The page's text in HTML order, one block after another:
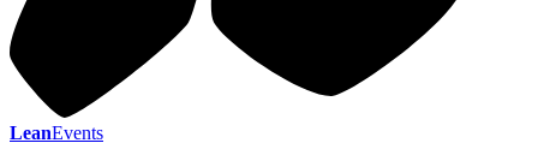
LeanEvents